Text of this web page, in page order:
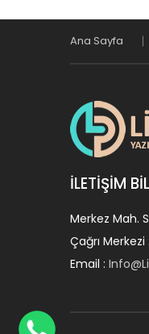
Ana Sayfa
İLETIŞIM
Merkez Mah.
Çağrı Merkezi :
Email :